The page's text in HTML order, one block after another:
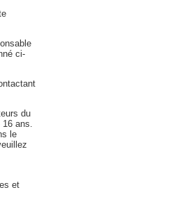
ci-
du
ans.
le
et